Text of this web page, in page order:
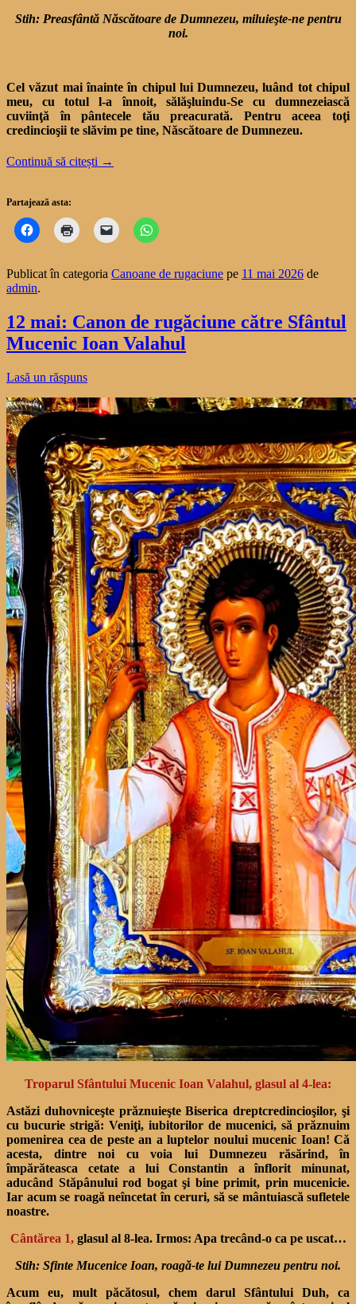
Stih: Preasfântă Născătoare de Dumnezeu, miluieşte-ne pentru
noi.
Cel văzut mai înainte în chipul lui Dumnezeu, luând tot chipul
meu, cu totul l-a înnoit, sălăşluindu-Se cu dumnezeiască
cuviinţă în pântecele tău preacurată. Pentru aceea toţi
credincioşii te slăvim pe tine, Născătoare de Dumnezeu.
Continuă să citești →
Partajează asta:
Publicat în categoria Canoane de rugaciune pe 11 mai 2026 de
admin.
12 mai: Canon de rugăciune către Sfântul
Mucenic Ioan Valahul
Lasă un răspuns
Troparul Sfântului Mucenic Ioan Valahul, glasul al 4-lea:
Astăzi duhovniceşte prăznuieşte Biserica dreptcredincioşilor, şi
cu bucurie strigă: Veniţi, iubitorilor de mucenici, să prăznuim
pomenirea cea de peste an a luptelor noului mucenic Ioan! Că
acesta, dintre noi cu voia lui Dumnezeu răsărind, în
împărăteasca cetate a lui Constantin a înflorit minunat,
aducând Stăpânului rod bogat şi bine primit, prin mucenicie.
Iar acum se roagă neîncetat în ceruri, să se mântuiască sufletele
noastre.
Cântărea 1,glasul al 8-lea. Irmos: Apa trecând-o ca pe uscat…
Stih: Sfinte Mucenice Ioan, roagă-te lui Dumnezeu pentru noi.
Acum eu, mult păcătosul, chem darul Sfântului Duh, ca